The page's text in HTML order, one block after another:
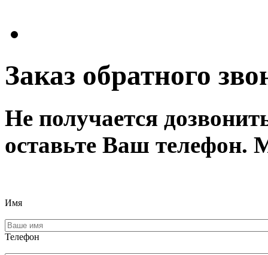
Заказ обратного
Не получается
оставьте Ваш
Имя
Телефон